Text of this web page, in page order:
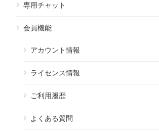
専用チャット
会員機能
アカウント情報
ライセンス情報
ご利用履歴
よくある質問